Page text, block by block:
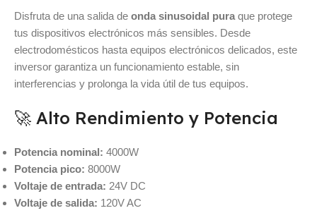
Disfruta de una salida de onda sinusoidal pura que protege
tus dispositivos electrónicos más sensibles. Desde
electrodomésticos hasta equipos electrónicos delicados, este
inversor garantiza un funcionamiento estable, sin
interferencias y prolonga la vida útil de tus equipos.
🚀 Alto Rendimiento y Potencia
Potencia nominal: 4000W
Potencia pico: 8000W
Voltaje de entrada: 24V DC
Voltaje de salida: 120V AC